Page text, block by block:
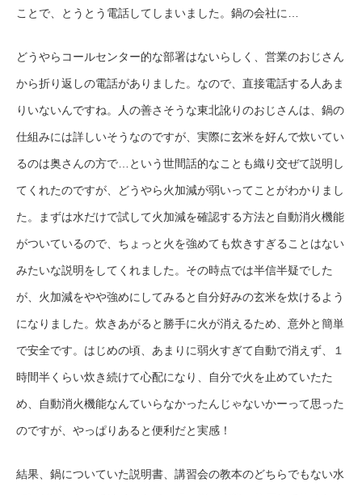
ことで、とうとう電話してしまいました。鍋の会社に…
どうやらコールセンター的な部署はないらしく、営業のおじさん
から折り返しの電話がありました。なので、直接電話する人あま
りいないんですね。人の善さそうな東北訛りのおじさんは、鍋の
仕組みには詳しいそうなのですが、実際に玄米を好んで炊いてい
るのは奥さんの方で…という世間話的なことも織り交ぜて説明し
てくれたのですが、どうやら火加減が弱いってことがわかりまし
た。まずは水だけで試して火加減を確認する方法と自動消火機能
がついているので、ちょっと火を強めても炊きすぎることはない
みたいな説明をしてくれました。その時点では半信半疑でした
が、火加減をやや強めにしてみると自分好みの玄米を炊けるよう
になりました。炊きあがると勝手に火が消えるため、意外と簡単
で安全です。はじめの頃、あまりに弱火すぎて自動で消えず、１
時間半くらい炊き続けて心配になり、自分で火を止めていたた
め、自動消火機能なんていらなかったんじゃないかーって思った
のですが、やっぱりあると便利だと実感！
結果、鍋についていた説明書、講習会の教本のどちらでもない水